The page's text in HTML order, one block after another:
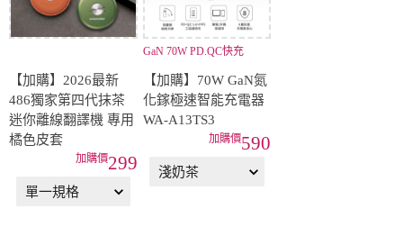
486獨家第四代抹茶
迷你離線翻譯機 專用
橘色皮套
GaN 70W PD.QC快充
化鎵極速智能充電器
WA-A13TS3